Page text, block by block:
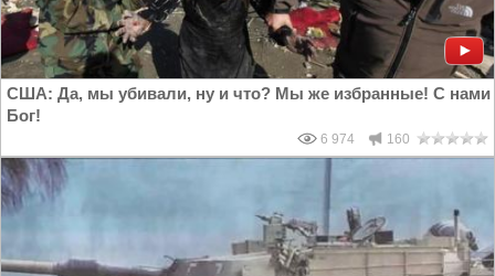
США: Да, мы убивали, ну и что? Мы же избранные! С нами
Бог!
6 974 160